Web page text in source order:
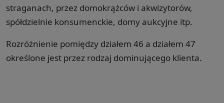
straganach, przez domokrążców i akwizytorów,
spółdzielnie konsumenckie, domy aukcyjne itp.
Rozróżnienie pomiędzy działem 46 a działem 47
określone jest przez rodzaj dominującego klienta.